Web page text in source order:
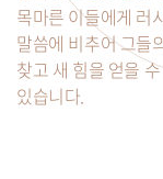
목마른 이들에게 러
말씀에 비추어 그들
찾고 새 힘을 얻을
있습니다.